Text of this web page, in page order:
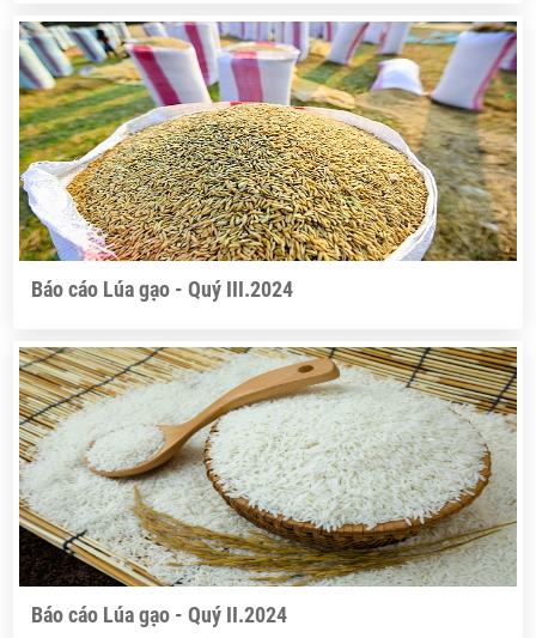
Báo cáo Lúa gạo - Quý III.2024
Báo cáo Lúa gạo - Quý II.2024